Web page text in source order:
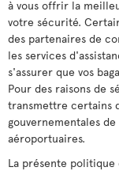
à vous offrir la
votre sécurité.
des partenaires de
les services
s'assurer que vos
Pour des raisons de
transmettre certains
gouvernementales
aéroportuaires.
La présente